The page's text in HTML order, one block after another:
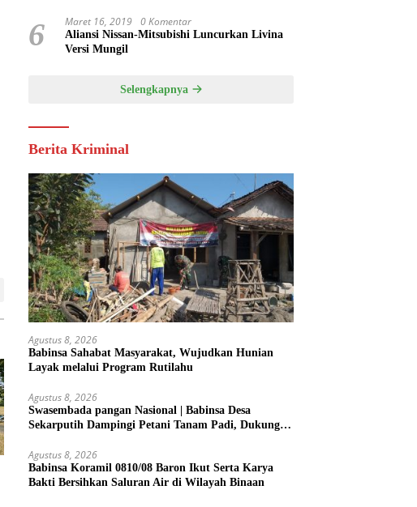
6 Maret 16, 2019 0 Komentar
Aliansi Nissan-Mitsubishi Luncurkan Livina
Versi Mungil
Selengkapnya
Berita Kriminal
Agustus 8, 2026
Babinsa Sahabat Masyarakat, Wujudkan Hunian
Layak melalui Program Rutilahu
Agustus 8, 2026
Swasembada pangan Nasional | Babinsa Desa
Sekarputih Dampingi Petani Tanam Padi, Dukung
Agustus 8, 2026
Babinsa Koramil 0810/08 Baron Ikut Serta Karya
Bakti Bersihkan Saluran Air di Wilayah Binaan